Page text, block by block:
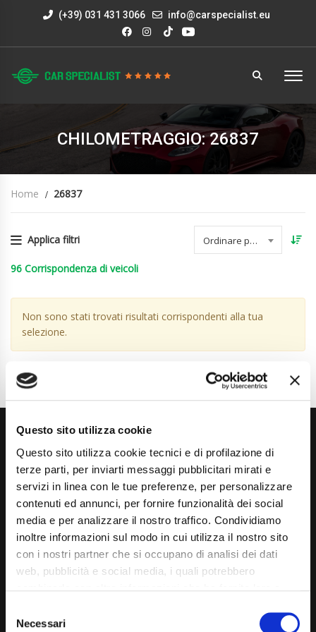
Questo sito utilizza cookie
Questo sito utilizza cookie tecnici e di profilazione di
terze parti, per inviarti messaggi pubblicitari mirati e
servizi in linea con le tue preferenze, per personalizzare
contenuti ed annunci, per fornire funzionalità dei social
media e per analizzare il nostro traffico. Condividiamo
inoltre informazioni sul modo in cui utilizza il nostro sito
con i nostri partner che si occupano di analisi dei dati
web, pubblicità e social media, i quali potrebbero
mera chiusura del banner non comporta l’accettazione
Selection
Necessari
(+39) 031 431 3066 info@carspecialist.eu
CHILOMETRAGGIO: 26837
Home 26837
Applica filtri Ordinare per data
96 Corrispondenza di veicoli
Non sono stati trovati risultati corrispondenti alla tua
selezione.
Via Giuditta Pasta 2, Como (CO) 22100
(+39) 031 431 3066
info@carspecialist.eu
Sabato: 09:00 - 12:30